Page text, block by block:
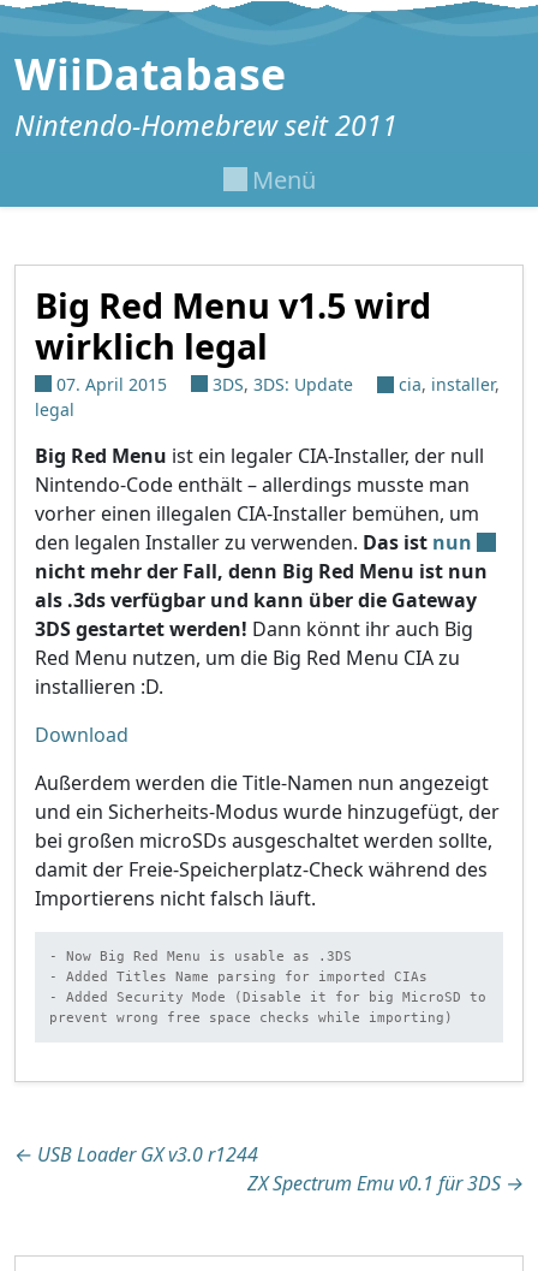
Zum Inhalt springen
WiiDatabase
Nintendo-Homebrew seit 2011
Menü
Big Red Menu v1.5 wird
wirklich legal
07. April 2015 3DS, 3DS: Update cia, installer,
legal
Big Red Menu ist ein legaler CIA-Installer, der null
Nintendo-Code enthält – allerdings musste man
vorher einen illegalen CIA-Installer bemühen, um
den legalen Installer zu verwenden. Das ist nun
nicht mehr der Fall, denn Big Red Menu ist nun
als .3ds verfügbar und kann über die Gateway
3DS gestartet werden! Dann könnt ihr auch Big
Red Menu nutzen, um die Big Red Menu CIA zu
installieren :D.
Download
Außerdem werden die Title-Namen nun angezeigt
und ein Sicherheits-Modus wurde hinzugefügt, der
bei großen microSDs ausgeschaltet werden sollte,
damit der Freie-Speicherplatz-Check während des
Importierens nicht falsch läuft.
- Now Big Red Menu is usable as .3DS
- Added Titles Name parsing for imported CIAs
- Added Security Mode (Disable it for big MicroSD to
prevent wrong free space checks while importing)
Beitragsnavigation
← USB Loader GX v3.0 r1244
ZX Spectrum Emu v0.1 für 3DS →